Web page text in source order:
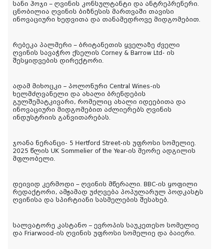
სანი ჰოჯი – ღვინის კონსულტანტი და ანტრეპრენერი.
ცნობილია ღვინის ბიზნესის მართვაში თავისი
ინოვაციური ხედვითა და თანამედროვე მიდგომებით.
რებეკა პალმერი – ბრიტანეთის ყველაზე ძველი
ღვინის სავაჭრო ქსელის Corney & Barrow Ltd- ის
შესყიდვების დირექტორი.
ადამ მიხოცკი – პოლონური Central Wines-ის
ხელმძღვანელი და ახალი ბრენდების
გულშემატკივარი, რომელიც ახალი იდეებითა და
ინოვაციური მიდგომებით აძლიერებს ღვინის
ინდუსტრიის განვითარებას.
ჯოანა ნერანცი- 5 Hertford Street-ის უფროსი სომელიე.
2025 წლის UK Sommelier of the Year-ის მეორე ადგილის
მფლობელი.
დეივიდ კერმოდი – ღვინის მწერალი. BBC-ის ყოფილი
რედაქტორი, ამჟამად უძღვება პოპულარულ პოდკასტს
ღვინისა და სპირტიანი სასმელების შესახებ.
სალვატორე კასტანო – ევროპის საუკეთესო სომელიე
და Friarwood-ის ღვინის უფროსი სომელიე და ბაიერი.